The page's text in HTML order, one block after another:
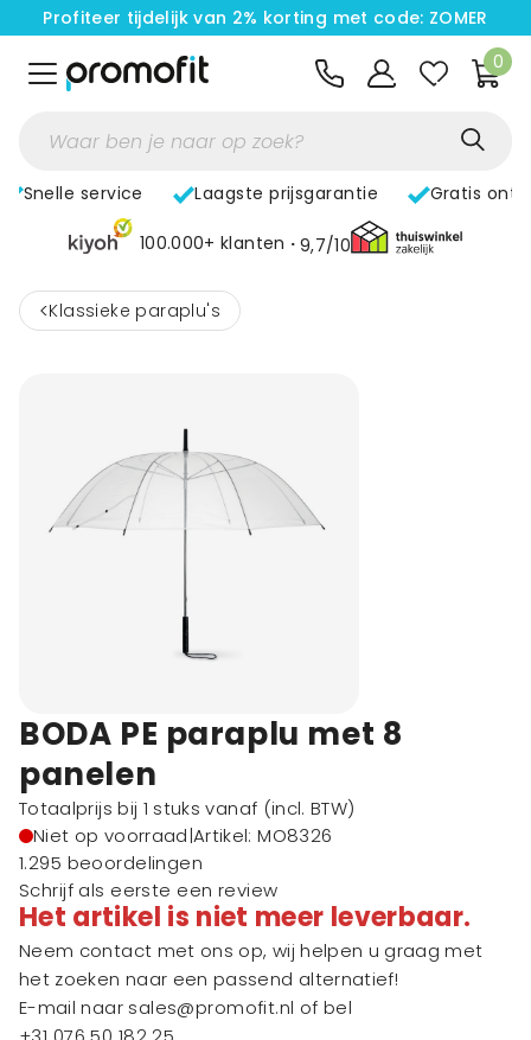
Profiteer tijdelijk van 2% korting met code: ZOMER
0
Snelle service Laagste prijsgarantie Gratis
100.000+ klanten 9,7/10
< Klassieke paraplu's
BODA PE paraplu met 8
panelen
Totaalprijs bij 1 stuks vanaf (incl. BTW)
Niet op voorraad|Artikel: MO8326
1.295 beoordelingen
Schrijf als eerste een review
Het artikel is niet meer leverbaar.
Neem contact met ons op, wij helpen u graag met
het zoeken naar een passend alternatief!
E-mail naar sales@promofit.nl of bel